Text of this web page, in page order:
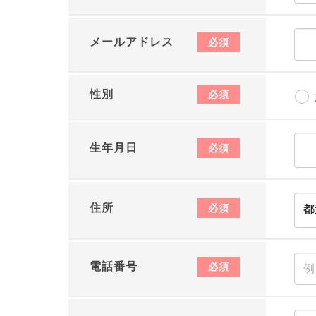
メールアドレス 必須
性別 必須
生年月日 必須
住所 必須
電話番号 必須